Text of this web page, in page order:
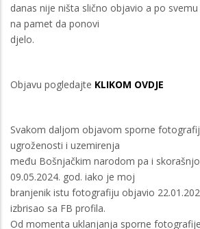
danas nije ništa slično objavio a po
na pamet da ponovi
djelo.
Objavu pogledajte KLIKOM OVDJE
Svakom daljom objavom sporne
ugroženosti i uzemirenja
među Bošnjačkim narodom pa i
09.05.2024. god. iako je moj
branjenik istu fotografiju objavio
izbrisao sa FB profila.
Od momenta uklanjanja sporne